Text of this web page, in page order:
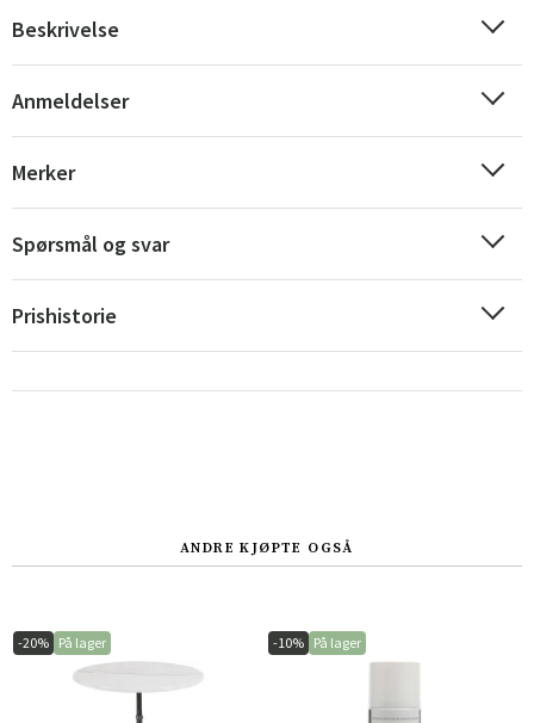
Beskrivelse
Anmeldelser
Merker
Spørsmål og svar
Prishistorie
ANDRE KJØPTE OGSÅ
-20% På lager -10% På lager